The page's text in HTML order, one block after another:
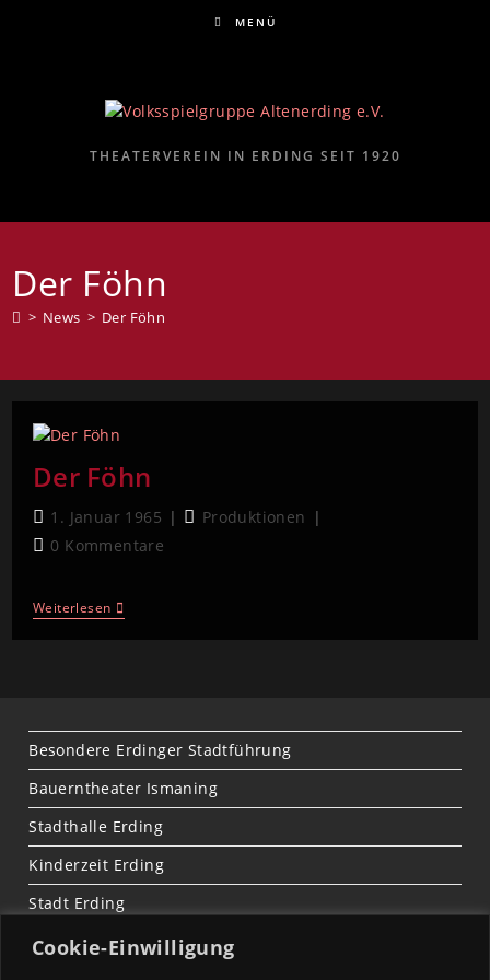
Cookie-Einwilligung
MENÜ
THEATERVEREIN IN ERDING SEIT 1920
Der Föhn
> News > Der Föhn
Der Föhn
1. Januar 1965
Produktionen
0 Kommentare
Weiterlesen
Besondere Erdinger Stadtführung
Bauerntheater Ismaning
Stadthalle Erding
Kinderzeit Erding
Stadt Erding